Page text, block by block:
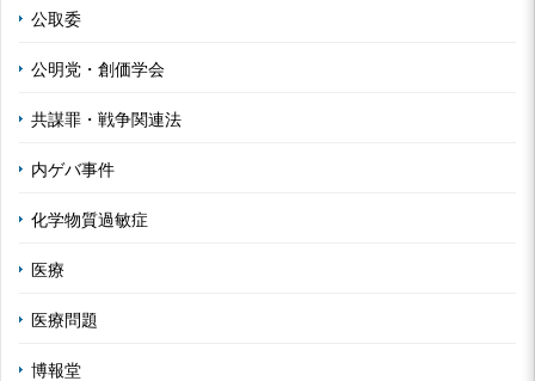
公取委
公明党・創価学会
共謀罪・戦争関連法
内ゲバ事件
化学物質過敏症
医療
医療問題
博報堂